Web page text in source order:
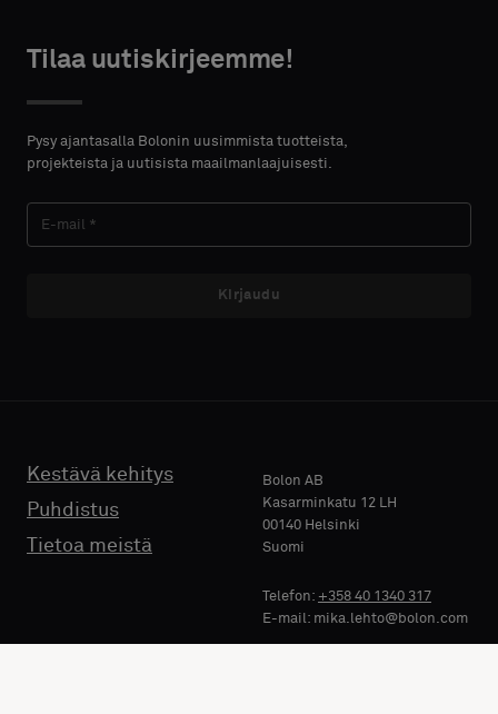
Tilaa uutiskirjeemme!
Pysy ajantasalla Bolonin uusimmista tuotteista,
projekteista ja uutisista maailmanlaajuisesti.
Kirjaudu
Kestävä kehitys
Puhdistus
Tietoa meistä
Bolon AB
Kasarminkatu 12 LH
00140 Helsinki
Suomi
Telefon: +358 40 1340 317
E-mail: mika.lehto@bolon.com